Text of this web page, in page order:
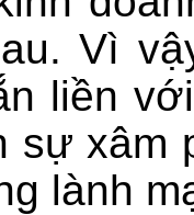
Vì
liền
sự xâm
lành